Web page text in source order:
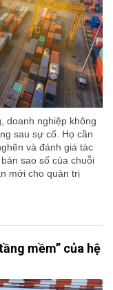
doanh nghiệp không
sau sự cố. Họ cần
và đánh giá tác
sao số của chuỗi
mới cho quản trị
mềm” của hệ